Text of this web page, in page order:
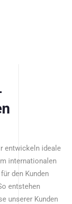
entwickeln ideale
internationalen
den Kunden
entstehen
unserer Kunden